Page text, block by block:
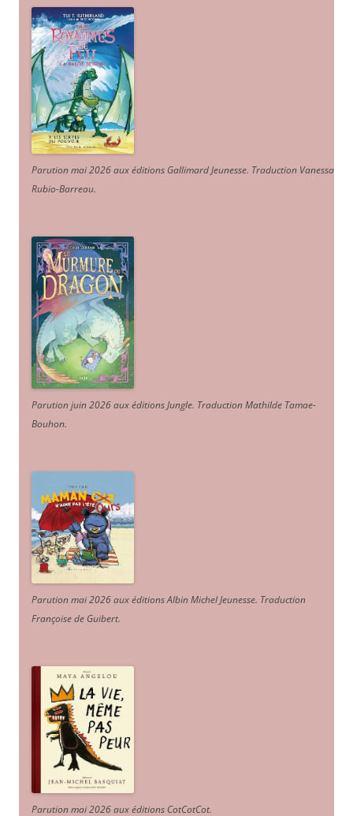
Parution mai 2026 aux éditions Gallimard Jeunesse. Traduction Vanessa
Rubio-Barreau.
Parution juin 2026 aux éditions Jungle. Traduction Mathilde Tamae-
Bouhon.
Parution mai 2026 aux éditions Albin Michel Jeunesse. Traduction
Françoise de Guibert.
Parution mai 2026 aux éditions CotCotCot.